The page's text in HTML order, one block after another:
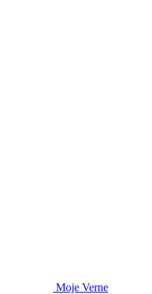
Moje Verne